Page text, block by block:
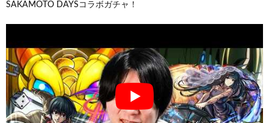
SAKAMOTO DAYSコラボガチャ！